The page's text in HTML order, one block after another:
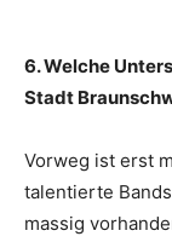
6. Welche
Stadt
Vorweg ist erst
talentierte
massig